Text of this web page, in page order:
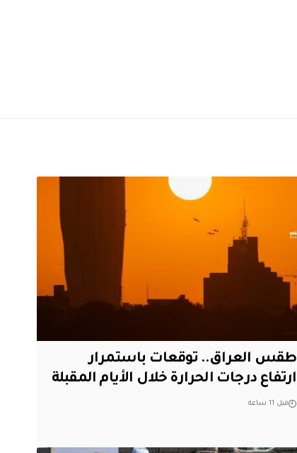
طقس العراق.. توقعات باستمرار
ارتفاع درجات الحرارة خلال الأيام المقبلة
قبل 11 ساعة